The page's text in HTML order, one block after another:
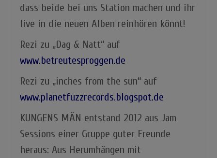
dass beide bei uns Station machen und ihr
live in die neuen Alben reinhören könnt!
Rezi zu „Dag & Natt“ auf
www.betreutesproggen.de
Rezi zu „inches from the sun“ auf
www.planetfuzzrecords.blogspot.de
KUNGENS MÄN entstand 2012 aus Jam
Sessions einer Gruppe guter Freunde
heraus: Aus Herumhängen mit